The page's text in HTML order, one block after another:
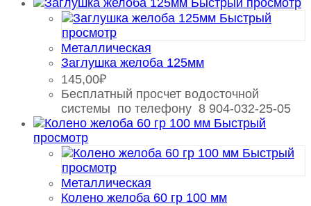
Быстрый
просмотр
Металлическая
Заглушка желоба 125мм
145,00₽
Бесплатный просчет водосточной
системы по телефону 8 904-032-25-05
Быстрый
просмотр
Быстрый
просмотр
Металлическая
Колено желоба 60 гр 100 мм